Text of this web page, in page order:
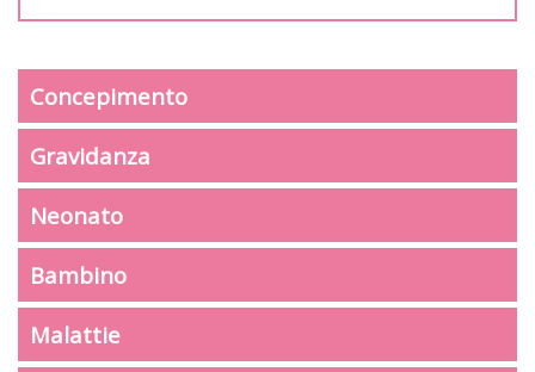
Concepimento
Gravidanza
Neonato
Bambino
Malattie